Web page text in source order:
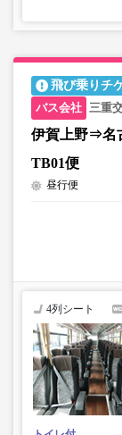
飛び乗りチ
三重
伊賀上野⇒名
TB01便
昼行便
4列シート